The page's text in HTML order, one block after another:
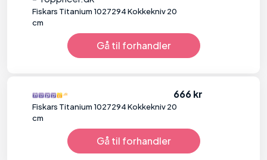
Fiskars Titanium 1027294 Kokkekniv 20
cm
Gå til forhandler
Fiskars Titanium 1027294 Kokkekniv 20
cm
666 kr
Gå til forhandler